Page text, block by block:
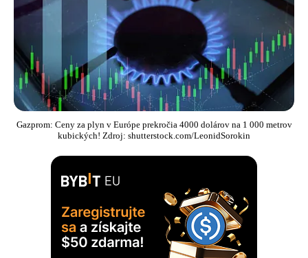
Gazprom: Ceny za plyn v Európe prekročia 4000 dolárov na 1 000 metrov
kubických! Zdroj: shutterstock.com/LeonidSorokin